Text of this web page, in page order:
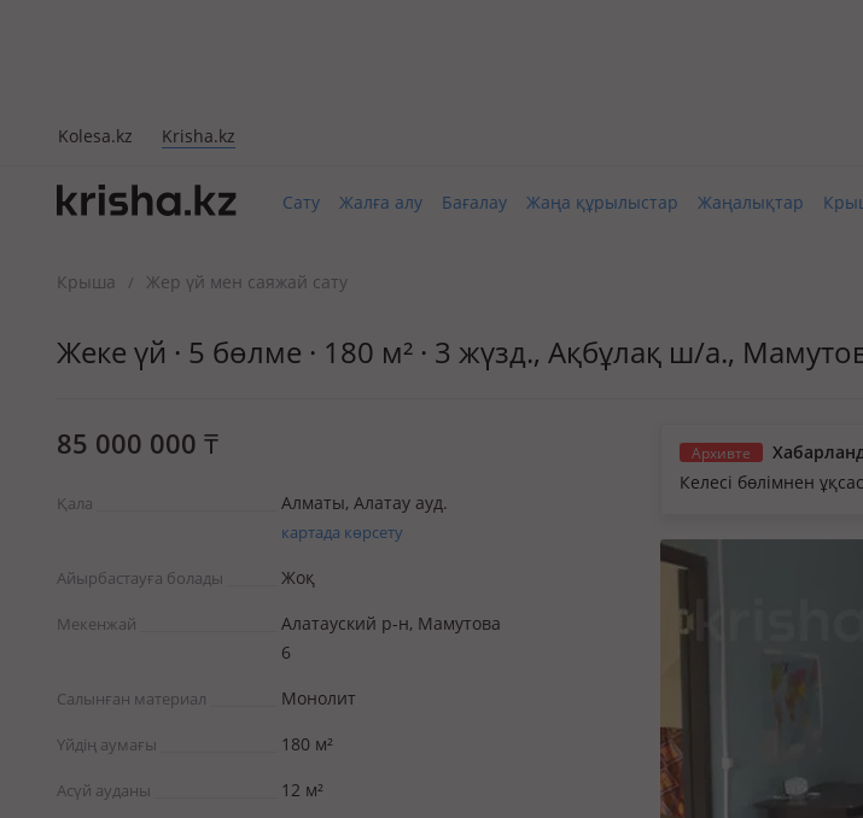
Kolesa.kz Krisha.kz
Сату Жалға алу Бағалау Жаңа құрылыстар Жаңалықтар
Крыша / Жер үй мен саяжай сату
Жеке үй · 5 бөлме · 180 м² · 3 жүзд., Ақбұлақ ш/а.,
85 000 000 ₸
Қала Алматы, Алатау ауд.
картада көрсету
Айырбастауға болады Жоқ
Мекенжай
Алатауский р-н, Мамутова
6
Салынған материал Монолит
Үйдің аумағы 180 м²
Асүй ауданы 12 м²
Архивте
Келесі бөлімнен